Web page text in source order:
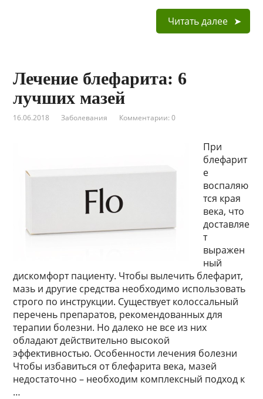
Читать далее
Лечение блефарита: 6
лучших мазей
16.06.2018 Заболевания Комментарии: 0
При
блефарит
е
воспаляю
тся края
века, что
доставляе
т
выражен
ный
дискомфорт пациенту. Чтобы вылечить блефарит,
мазь и другие средства необходимо использовать
строго по инструкции. Существует колоссальный
перечень препаратов, рекомендованных для
терапии болезни. Но далеко не все из них
обладают действительно высокой
эффективностью. Особенности лечения болезни
Чтобы избавиться от блефарита века, мазей
недостаточно – необходим комплексный подход к
…